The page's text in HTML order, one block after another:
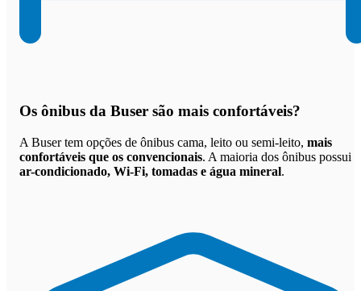
Os ônibus da Buser são mais confortáveis?
A Buser tem opções de ônibus cama, leito ou semi-leito, mais
confortáveis que os convencionais. A maioria dos ônibus possui
ar-condicionado, Wi-Fi, tomadas e água mineral.